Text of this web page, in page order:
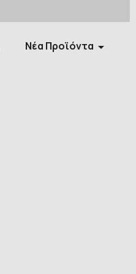
Νέα Προϊόντα 